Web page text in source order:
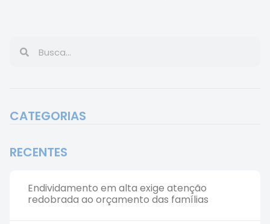
CATEGORIAS
RECENTES
Endividamento em alta exige atenção
redobrada ao orçamento das famílias